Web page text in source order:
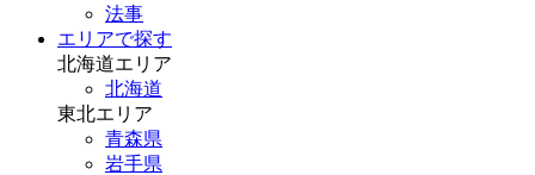
法事
エリアで探す
北海道エリア
北海道
東北エリア
青森県
岩手県